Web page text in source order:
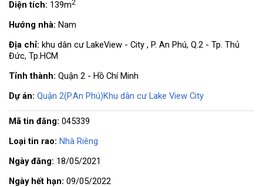
Diện tích: 139m2
Hướng nhà: Nam
Địa chỉ: khu dân cư LakeView - City , P. An Phú, Q.2 - Tp. Thủ
Đức, Tp.HCM
Tỉnh thành: Quận 2 - Hồ Chí Minh
Dự án: Quận 2(P.An Phú)Khu dân cư Lake View City
Mã tin đăng: 045339
Loại tin rao: Nhà Riêng
Ngày đăng: 18/05/2021
Ngày hết hạn: 09/05/2022